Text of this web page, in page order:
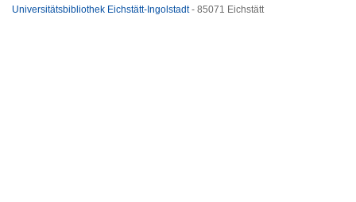
Universitätsbibliothek Eichstätt-Ingolstadt- 85071 Eichstätt